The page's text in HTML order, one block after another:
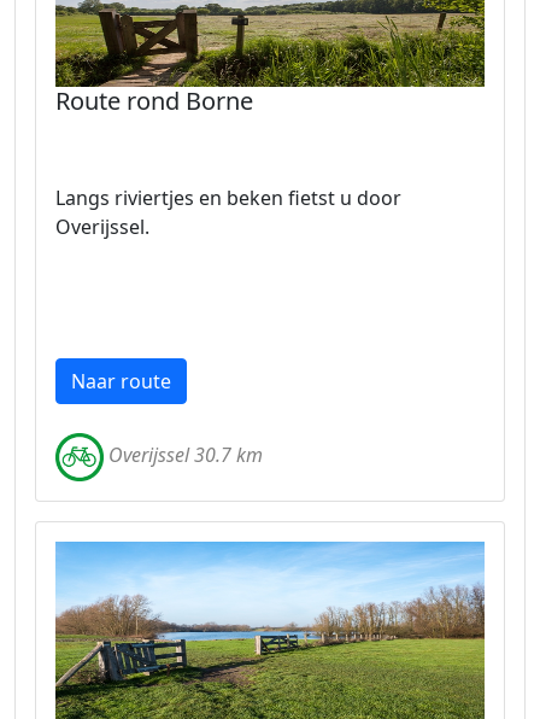
Route rond Borne
Langs riviertjes en beken fietst u door
Overijssel.
Naar route
Overijssel 30.7 km